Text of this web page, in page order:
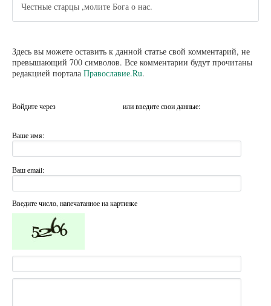
Честные старцы ,молите Бога о нас.
Здесь вы можете оставить к данной статье свой комментарий, не
превышающий 700 символов. Все комментарии будут прочитаны
редакцией портала Православие.Ru.
Войдите через или введите свои данные:
Ваше имя:
Ваш email:
Введите число, напечатанное на картинке